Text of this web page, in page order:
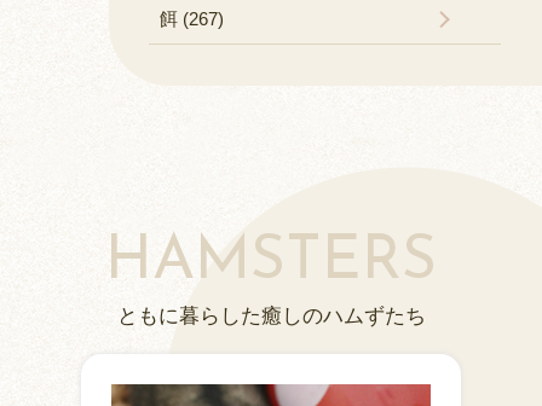
餌 (267)
HAMSTERS
ともに暮らした癒しのハムずたち